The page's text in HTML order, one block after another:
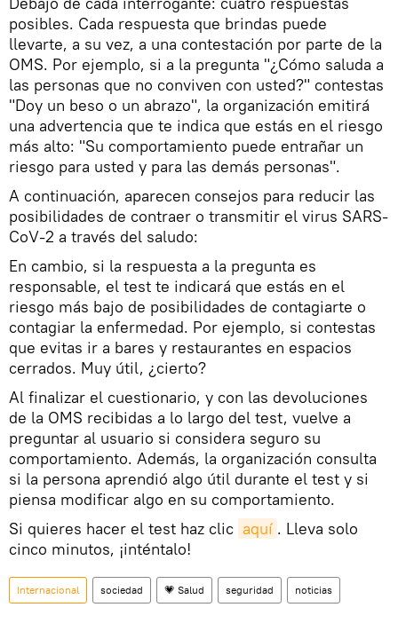
posibles. Cada respuesta que brindas puede
llevarte, a su vez, a una contestación por parte de la
OMS. Por ejemplo, si a la pregunta "¿Cómo saluda a
las personas que no conviven con usted?" contestas
"Doy un beso o un abrazo", la organización emitirá
una advertencia que te indica que estás en el riesgo
más alto: "Su comportamiento puede entrañar un
riesgo para usted y para las demás personas".
A continuación, aparecen consejos para reducir las
posibilidades de contraer o transmitir el virus SARS-
CoV-2 a través del saludo:
En cambio, si la respuesta a la pregunta es
responsable, el test te indicará que estás en el
riesgo más bajo de posibilidades de contagiarte o
contagiar la enfermedad. Por ejemplo, si contestas
que evitas ir a bares y restaurantes en espacios
cerrados. Muy útil, ¿cierto?
​Al finalizar el cuestionario, y con las devoluciones
de la OMS recibidas a lo largo del test, vuelve a
preguntar al usuario si considera seguro su
comportamiento. Además, la organización consulta
si la persona aprendió algo útil durante el test y si
piensa modificar algo en su comportamiento.
Si quieres hacer el test haz clic aquí . Lleva solo
cinco minutos, ¡inténtalo!
Internacional sociedad 💗 Salud seguridad noticias